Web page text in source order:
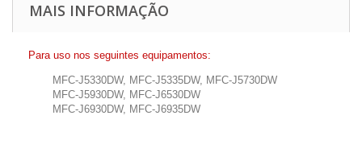
MAIS INFORMAÇÃO
Para uso nos seguintes equipamentos:
MFC-J5330DW, MFC-J5335DW, MFC-J5730DW
MFC-J5930DW, MFC-J6530DW
MFC-J6930DW, MFC-J6935DW